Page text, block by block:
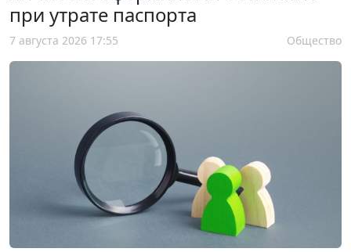
при утрате паспорта
7 августа 2026 17:55 Общество